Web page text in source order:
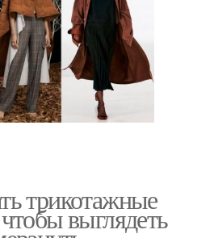
трикотажные
выглядеть